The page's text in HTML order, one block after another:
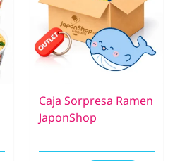
Caja Sorpresa Ramen
JaponShop